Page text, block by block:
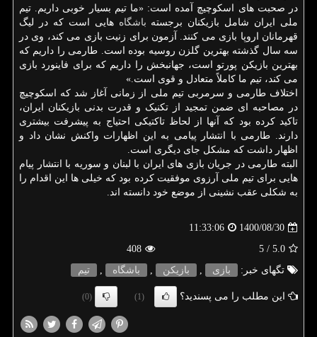
در صحبت های اسکوچیچ آمده است: «ما تیم بسیار خوبی داریم. تیم
ملی ایران شامل بازیکنان برجسته باشگاه هایی است که در لیگ
قهرمانان اروپا بازی می کنند. آزمون برای زنیت بازی می کند، وی در
سه سال گذشته بهترین گلزن روسیه بوده است. طارمی را داریم که
بهترین بازیکن پورتو است، جهانبخش را داریم که برای فاینورد بازی
می کند، تیم ما کاملاً متعادل و قوی است.»
اختلاف طارمی و سرمربی تیم ملی از زمانی آغاز شد که اسکوچیچ
در مصاحبه ای ضمن تمجید از تکنیک و قدرت بدنی بازیکنان ایران،
تاکید کرده بود که آنها از لحاظ تاکتیکی احتیاج به پیشرفت بیشتری
دارند. طارمی با انتشار پیامی به این اظهارات واکنش نشان داد و
اظهار داشت که مشکل جای دیگری است.
البته طارمی در جریان بازی های ایران با لبنان و سوریه با انتشار پیام
هایی برای تیم ملی آرزوی موفقیت کرده بود که خیلی ها این اقدام را
به شکلی عقب نشینی از موضع خود دانسته اند.
1400/08/30
11:33:06
5.0
/ 5
408
تگهای خبر:
بازی , بازیكن , باشگاه , تیم
این مطلب را می پسندید؟ (1)
(0)